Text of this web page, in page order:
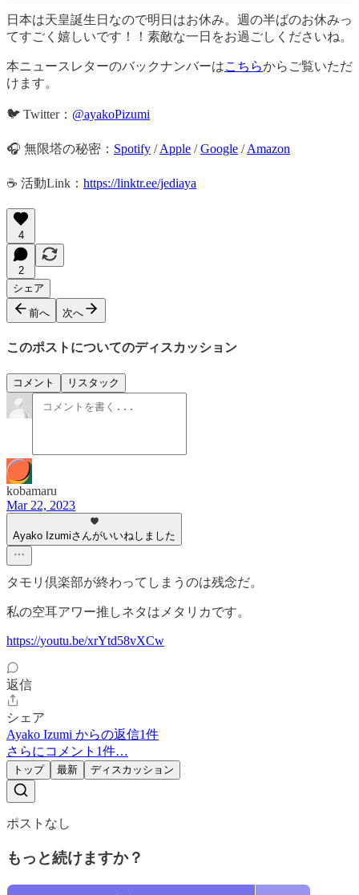
日本は天皇誕生日なので明日はお休み。週の半ばのお休みっ
てすごく嬉しいです！！素敵な一日をお過ごしくださいね。
本ニュースレターのバックナンバーはこちらからご覧いただ
けます。
🐦 Twitter： @ayakoPizumi
🎧 無限塔の秘密： Spotify /Apple /Google /Amazon
☕️ 活動Link： https://linktr.ee/jediaya
4
2
シェア
前へ 次へ
このポストについてのディスカッション
コメント リスタック
kobamaru
Mar 22, 2023
Ayako Izumiさんがいいねしました
タモリ倶楽部が終わってしまうのは残念だ。
私の空耳アワー推しネタはメタリカです。
https://youtu.be/xrYtd58vXCw
返信
シェア
Ayako Izumi からの返信1件
さらにコメント1件…
トップ 最新 ディスカッション
ポストなし
もっと続けますか？